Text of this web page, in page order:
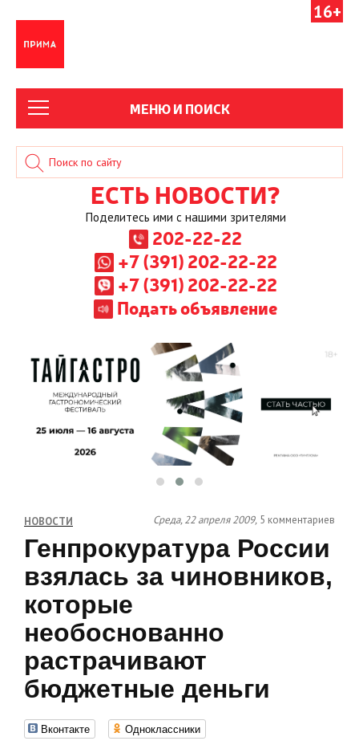
16+
МЕНЮ И ПОИСК
ЕСТЬ НОВОСТИ?
Поделитесь ими с нашими зрителями
202-22-22
+7 (391) 202-22-22
+7 (391) 202-22-22
Подать объявление
НОВОСТИ Среда, 22 апреля 2009, 5 комментариев
Генпрокуратура России
взялась за чиновников,
которые
необоснованно
растрачивают
бюджетные деньги
Вконтакте Одноклассники